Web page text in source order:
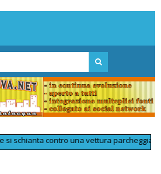
contro una vettura parcheggiata: